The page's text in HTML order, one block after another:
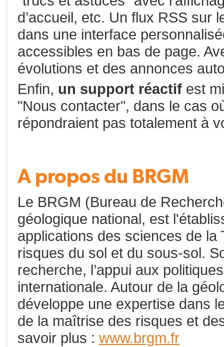
d’accueil, etc. Un flux RSS sur
dans une interface
accessibles en bas de page.
évolutions et des annonces
Enfin, un support réactif est
"Nous contacter", dans le cas
répondraient pas totalement à
A propos du BRGM
Le BRGM (Bureau de
géologique national, est
applications des sciences de
risques du sol et du sous-sol.
recherche, l’appui aux
internationale. Autour de la
développe une expertise dans
de la maîtrise des risques et
savoir plus : www.brgm.fr